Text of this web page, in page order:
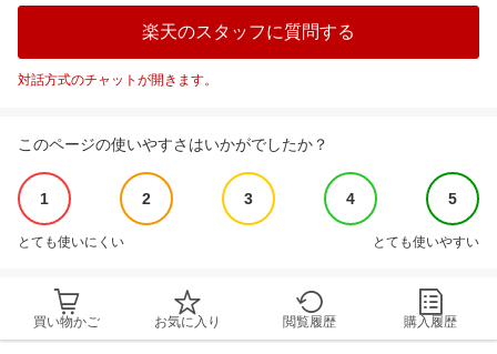
楽天のスタッフに質問する
対話方式のチャットが開きます。
このページの使いやすさはいかがでしたか？
1 2 3 4 5
とても使いにくい とても使いやすい
買い物かご お気に入り 閲覧履歴 購入履歴